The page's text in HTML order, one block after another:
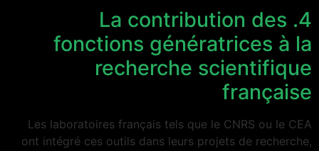
4. La contribution des
fonctions génératrices à la
recherche scientifique
française
Les laboratoires français tels que le CNRS ou le CEA
ont intégré ces outils dans leurs projets de recherche,